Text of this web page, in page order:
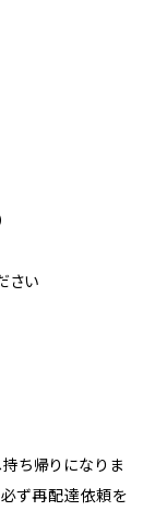
さい
ち帰りになりま
必ず再配達依頼を